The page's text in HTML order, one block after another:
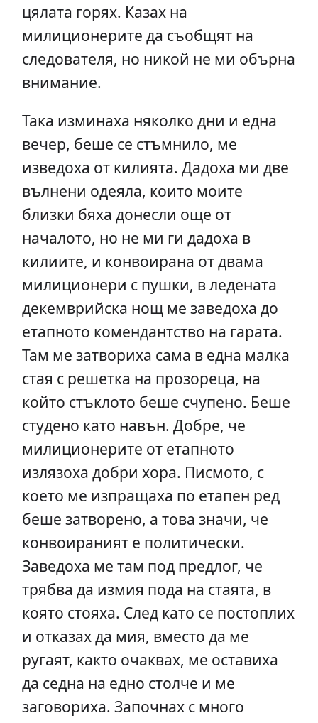
цялата горях. Казах на
милиционерите да съобщят на
следователя, но никой не ми обърна
внимание.
Така изминаха няколко дни и една
вечер, беше се стъмнило, ме
изведоха от килията. Дадоха ми две
вълнени одеяла, които моите
близки бяха донесли още от
началото, но не ми ги дадоха в
килиите, и конвоирана от двама
милиционери с пушки, в ледената
декемврийска нощ ме заведоха до
етапното комендантство на гарата.
Там ме затвориха сама в една малка
стая с решетка на прозореца, на
който стъклото беше счупено. Беше
студено като навън. Добре, че
милиционерите от етапното
излязоха добри хора. Писмото, с
което ме изпращаха по етапен ред
беше затворено, а това значи, че
конвоираният е политически.
Заведоха ме там под предлог, че
трябва да измия пода на стаята, в
която стояха. След като се постоплих
и отказах да мия, вместо да ме
ругаят, както очаквах, ме оставиха
да седна на едно столче и ме
заговориха. Започнах с много